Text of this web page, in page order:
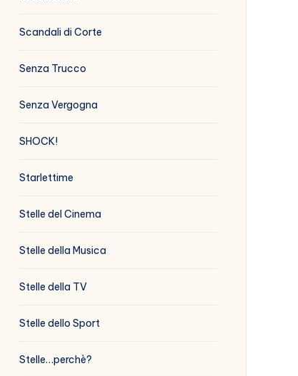
Scandali di Corte
Senza Trucco
Senza Vergogna
SHOCK!
Starlettime
Stelle del Cinema
Stelle della Musica
Stelle della TV
Stelle dello Sport
Stelle…perchè?